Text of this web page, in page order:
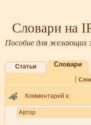
Словари на
Пособие для желающих
Статьи Словари
|
Комментарий к:
Автор